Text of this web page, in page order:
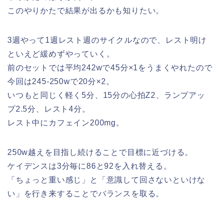
このやりかたで結果が出るかも知りたい。
3週やって1週レスト週のサイクルなので、レスト明け
といえど緩めずやっていく。
前のセットでは平均242wで45分×1をうまくやれたので
今回は245-250wで20分×2。
いつもと同じく軽く5分、15分の心拍Z2、ランプアッ
プ2.5分、レスト4分。
レスト中にカフェイン200mg。
250w越えを目指し続けることで目標に近づける。
ケイデンスは3分毎に86と92を入れ替える。
「ちょっと重い感じ」と「意識して回さないといけな
い」を行き来することでバランスを取る。